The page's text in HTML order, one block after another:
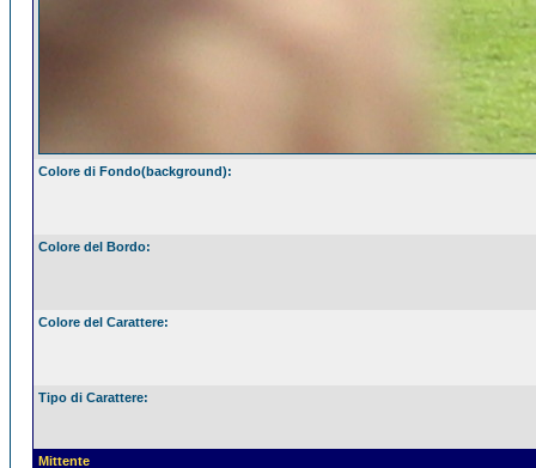
Colore di Fondo(background):
Colore del Bordo:
Colore del Carattere:
Tipo di Carattere:
Mittente